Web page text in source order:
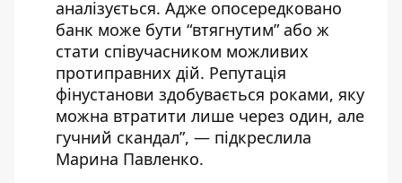
аналізується. Адже опосередковано
банк може бути “втягнутим” або ж
стати співучасником можливих
протиправних дій. Репутація
фінустанови здобувається роками, яку
можна втратити лише через один, але
гучний скандал”, — підкреслила
Марина Павленко.